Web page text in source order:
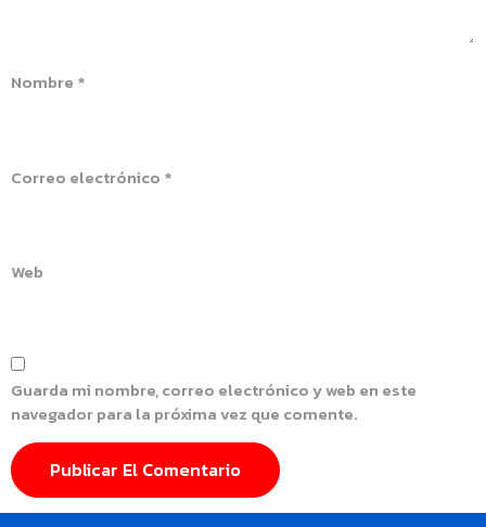
Nombre *
Correo electrónico *
Web
Guarda mi nombre, correo electrónico y web en este
navegador para la próxima vez que comente.